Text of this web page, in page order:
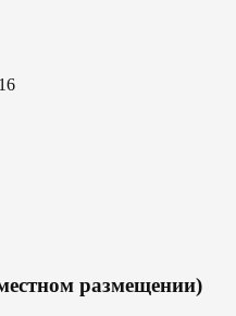
размещении)